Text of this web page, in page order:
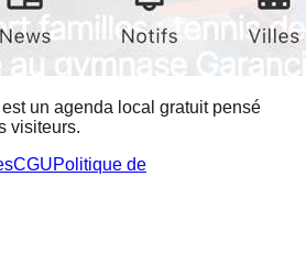
un agenda local gratuit pensé
visiteurs.
CGUPolitique de